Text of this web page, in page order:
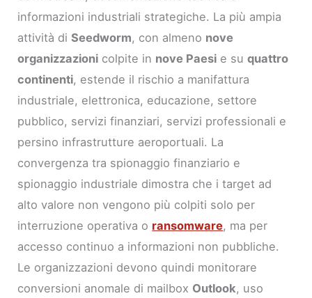
informazioni industriali strategiche. La più ampia
attività diSeedworm, con almeno nove
organizzazioni colpite in nove Paesi e suquattro
continenti, estende il rischio a manifattura
industriale, elettronica, educazione, settore
pubblico, servizi finanziari, servizi professionali e
persino infrastrutture aeroportuali. La
convergenza tra spionaggio finanziario e
spionaggio industriale dimostra che i target ad
alto valore non vengono più colpiti solo per
interruzione operativa o ransomware, ma per
accesso continuo a informazioni non pubbliche.
Le organizzazioni devono quindi monitorare
conversioni anomale di mailbox Outlook, uso